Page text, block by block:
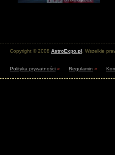
Copyright © 2008 AstroExpo.pl . Wszelkie
Polityka prywatności » Regulamin »